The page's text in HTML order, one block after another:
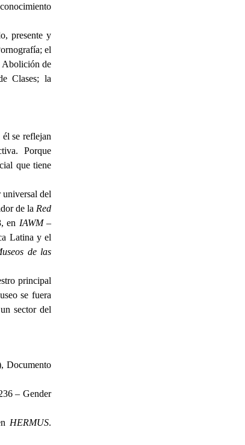
presente y
el
Abolición de
Clases; la
se reflejan
Porque
que tiene
del
de la Red
en IAWM –
Latina y el
de las
principal
se fuera
sector del
Documento
– Gender
HERMUS.